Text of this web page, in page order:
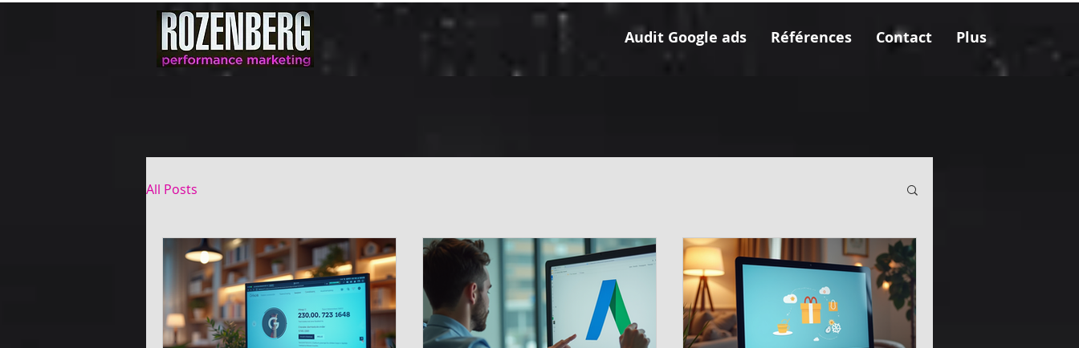
Audit Google ads Références Contact Plus
All Posts